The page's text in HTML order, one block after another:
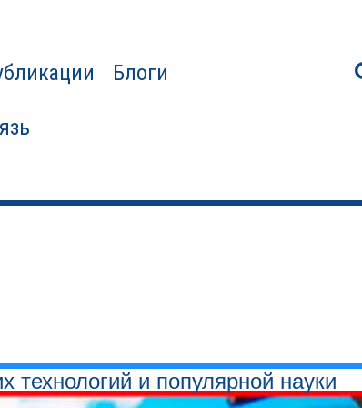
Блоги
технологий и популярной науки